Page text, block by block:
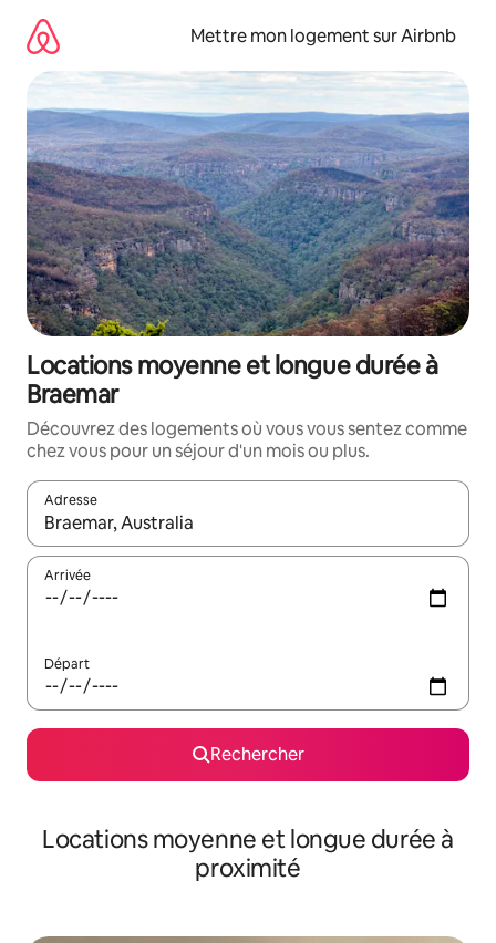
directement
contenu
Mettre mon logement sur Airbnb
Locations moyenne et longue durée à
Braemar
Découvrez des logements où vous vous sentez comme
chez vous pour un séjour d'un mois ou plus.
Adresse
Lorsque les résultats s'affichent, utilisez les flèches vers le
Arrivée
Départ
Rechercher
Locations moyenne et longue durée à
proximité